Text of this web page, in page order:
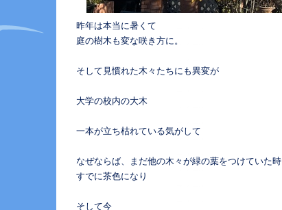
昨年は本当に暑くて
庭の樹木も変な咲き方に。
そして見慣れた木々たちにも異変が
大学の校内の大木
一本が立ち枯れている気がして
なぜならば、まだ他の木々が緑の葉をつけていた時
すでに茶色になり
そして今